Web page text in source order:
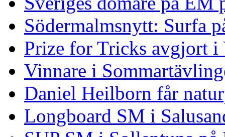
Södermalmsnytt: Surfa
Prize for Tricks avgjort i
Vinnare i
Daniel Heilborn får
Longboard SM i